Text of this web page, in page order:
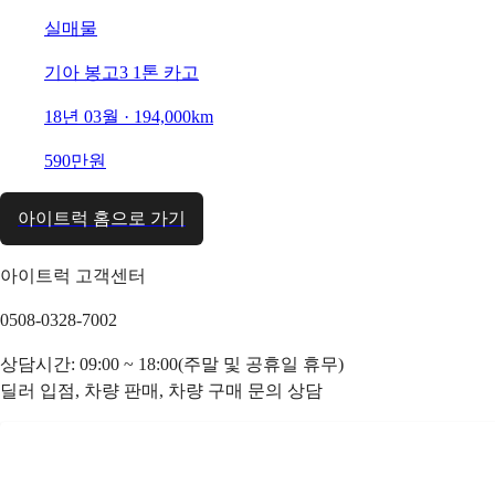
실매물
기아 봉고3 1톤 카고
18년 03월 · 194,000km
590만원
아이트럭 홈으로 가기
아이트럭 고객센터
0508-0328-7002
상담시간: 09:00 ~ 18:00(주말 및 공휴일 휴무)
딜러 입점, 차량 판매, 차량 구매 문의 상담